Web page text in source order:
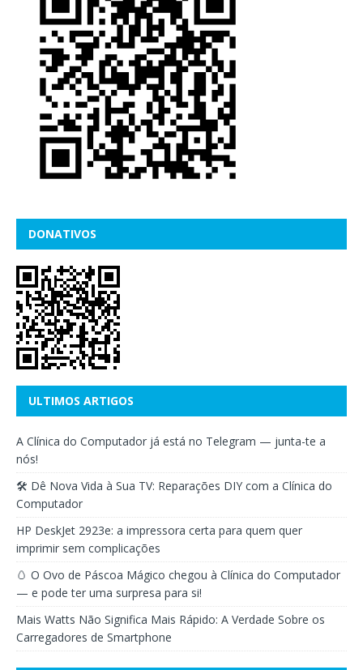
DONATIVOS
ULTIMOS ARTIGOS
A Clínica do Computador já está no Telegram — junta-te a
nós!
🛠️ Dê Nova Vida à Sua TV: Reparações DIY com a Clínica do
Computador
HP DeskJet 2923e: a impressora certa para quem quer
imprimir sem complicações
🥚 O Ovo de Páscoa Mágico chegou à Clínica do Computador
— e pode ter uma surpresa para si!
Mais Watts Não Significa Mais Rápido: A Verdade Sobre os
Carregadores de Smartphone